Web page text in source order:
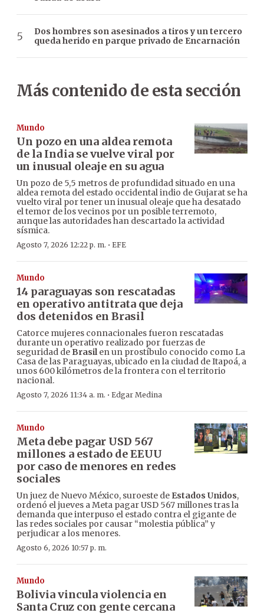
Dos hombres son asesinados a tiros y un tercero
queda herido en parque privado de Encarnación
Más contenido de esta sección
Mundo
Un pozo en una aldea remota
de la India se vuelve viral por
un inusual oleaje en su agua
Un pozo de 5,5 metros de profundidad situado en una
aldea remota del estado occidental indio de Gujarat se ha
vuelto viral por tener un inusual oleaje que ha desatado
el temor de los vecinos por un posible terremoto,
aunque las autoridades han descartado la actividad
sísmica.
Agosto 7, 2026 12:22 p. m. · EFE
Mundo
14 paraguayas son rescatadas
en operativo antitrata que deja
dos detenidos en Brasil
Catorce mujeres connacionales fueron rescatadas
durante un operativo realizado por fuerzas de
seguridad de Brasilen un prostíbulo conocido como La
Casa de las Paraguayas, ubicado en la ciudad de Itapoá, a
unos 600 kilómetros de la frontera con el territorio
nacional.
Agosto 7, 2026 11:34 a. m. · Edgar Medina
Mundo
Meta debe pagar USD 567
millones a estado de EEUU
por caso de menores en redes
sociales
Un juez de Nuevo México, suroeste de Estados Unidos,
ordenó el jueves a Meta pagar USD 567 millones tras la
demanda que interpuso el estado contra el gigante de
las redes sociales por causar “molestia pública” y
perjudicar a los menores.
Agosto 6, 2026 10:57 p. m.
Mundo
Bolivia vincula violencia en
Santa Cruz con gente cercana